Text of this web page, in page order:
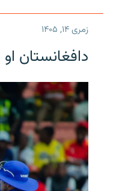
زمری ۱۴, ۱۴۰۵
دافغانستان